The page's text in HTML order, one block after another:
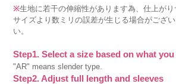
※生地に若干の伸縮性があります為、仕上が
サイズより数ミリの誤差が生じる場合がござ
い。
Step1. Select a size based on what
"AR" means slender type.
Step2. Adjust full length and sleeves